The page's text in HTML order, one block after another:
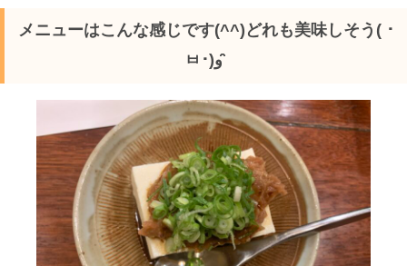
メニューはこんな感じです(^^)どれも美味しそう( ･
ㅂ･)و ̑̑